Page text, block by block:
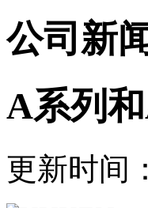
公司新
A系列
更新时间